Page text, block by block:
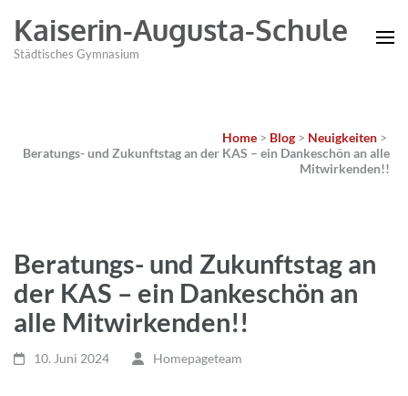
Kaiserin-Augusta-Schule
Städtisches Gymnasium
Home > Blog > Neuigkeiten >
Beratungs- und Zukunftstag an der KAS – ein Dankeschön an alle
Mitwirkenden!!
Beratungs- und Zukunftstag an
der KAS – ein Dankeschön an
alle Mitwirkenden!!
10. Juni 2024 Homepageteam